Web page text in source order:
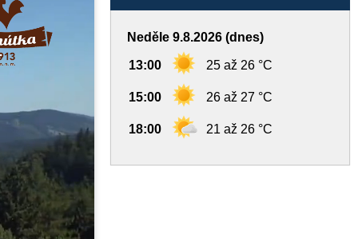
Neděle 9.8.2026 (dnes)
13:00 25 až 26 °C
15:00 26 až 27 °C
18:00 21 až 26 °C